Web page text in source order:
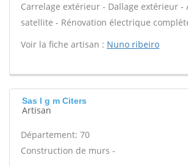
Carrelage extérieur - Dallage extérieur -
satellite - Rénovation électrique
Voir la fiche artisan : Nuno ribeiro
Sas l g m Citers
Artisan
Département: 70
Construction de murs -